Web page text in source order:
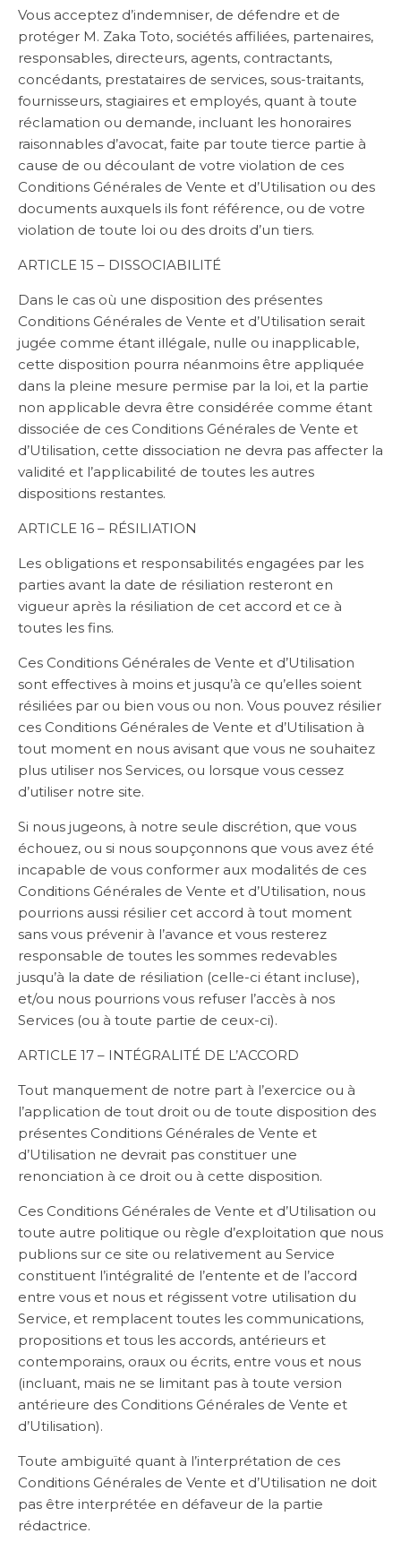
Vous acceptez d’indemniser, de défendre et de
protéger M. Zaka Toto, sociétés affiliées, partenaires,
responsables, directeurs, agents, contractants,
concédants, prestataires de services, sous-traitants,
fournisseurs, stagiaires et employés, quant à toute
réclamation ou demande, incluant les honoraires
raisonnables d’avocat, faite par toute tierce partie à
cause de ou découlant de votre violation de ces
Conditions Générales de Vente et d’Utilisation ou des
documents auxquels ils font référence, ou de votre
violation de toute loi ou des droits d’un tiers.
ARTICLE 15 – DISSOCIABILITÉ
Dans le cas où une disposition des présentes
Conditions Générales de Vente et d’Utilisation serait
jugée comme étant illégale, nulle ou inapplicable,
cette disposition pourra néanmoins être appliquée
dans la pleine mesure permise par la loi, et la partie
non applicable devra être considérée comme étant
dissociée de ces Conditions Générales de Vente et
d’Utilisation, cette dissociation ne devra pas affecter la
validité et l’applicabilité de toutes les autres
dispositions restantes.
ARTICLE 16 – RÉSILIATION
Les obligations et responsabilités engagées par les
parties avant la date de résiliation resteront en
vigueur après la résiliation de cet accord et ce à
toutes les fins.
Ces Conditions Générales de Vente et d’Utilisation
sont effectives à moins et jusqu’à ce qu’elles soient
résiliées par ou bien vous ou non. Vous pouvez résilier
ces Conditions Générales de Vente et d’Utilisation à
tout moment en nous avisant que vous ne souhaitez
plus utiliser nos Services, ou lorsque vous cessez
d’utiliser notre site.
Si nous jugeons, à notre seule discrétion, que vous
échouez, ou si nous soupçonnons que vous avez été
incapable de vous conformer aux modalités de ces
Conditions Générales de Vente et d’Utilisation, nous
pourrions aussi résilier cet accord à tout moment
sans vous prévenir à l’avance et vous resterez
responsable de toutes les sommes redevables
jusqu’à la date de résiliation (celle-ci étant incluse),
et/ou nous pourrions vous refuser l’accès à nos
Services (ou à toute partie de ceux-ci).
ARTICLE 17 – INTÉGRALITÉ DE L’ACCORD
Tout manquement de notre part à l’exercice ou à
l’application de tout droit ou de toute disposition des
présentes Conditions Générales de Vente et
d’Utilisation ne devrait pas constituer une
renonciation à ce droit ou à cette disposition.
Ces Conditions Générales de Vente et d’Utilisation ou
toute autre politique ou règle d’exploitation que nous
publions sur ce site ou relativement au Service
constituent l’intégralité de l’entente et de l’accord
entre vous et nous et régissent votre utilisation du
Service, et remplacent toutes les communications,
propositions et tous les accords, antérieurs et
contemporains, oraux ou écrits, entre vous et nous
(incluant, mais ne se limitant pas à toute version
antérieure des Conditions Générales de Vente et
d’Utilisation).
Toute ambiguïté quant à l’interprétation de ces
Conditions Générales de Vente et d’Utilisation ne doit
pas être interprétée en défaveur de la partie
rédactrice.